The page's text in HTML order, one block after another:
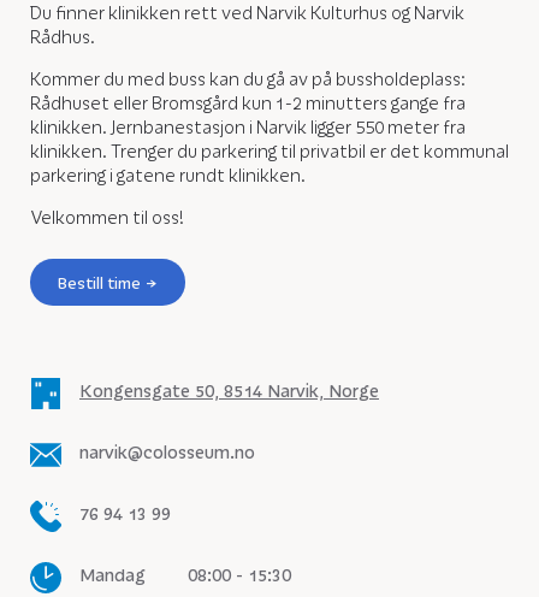
Du finner klinikken rett ved Narvik Kulturhus og Narvik
Rådhus.
Kommer du med buss kan du gå av på bussholdeplass:
Rådhuset eller Bromsgård kun 1-2 minutters gange fra
klinikken. Jernbanestasjon i Narvik ligger 550 meter fra
klinikken. Trenger du parkering til privatbil er det kommunal
parkering i gatene rundt klinikken.
Velkommen til oss!
Bestill time
Kongensgate 50, 8514 Narvik, Norge
narvik@colosseum.no
76 94 13 99
Mandag
08:00 - 15:30